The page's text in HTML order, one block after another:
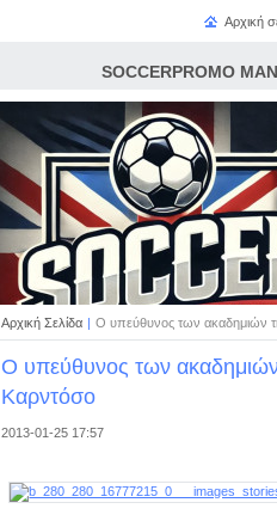
SOCCERPROMO
Αρχική Σελίδα | Ο υπεύθυνος των ακαδημιών
Ο υπεύθυνος των
Καρντόσο
2013-01-25 17:57
Αρχική